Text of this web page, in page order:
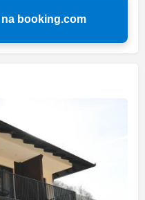
booking.com